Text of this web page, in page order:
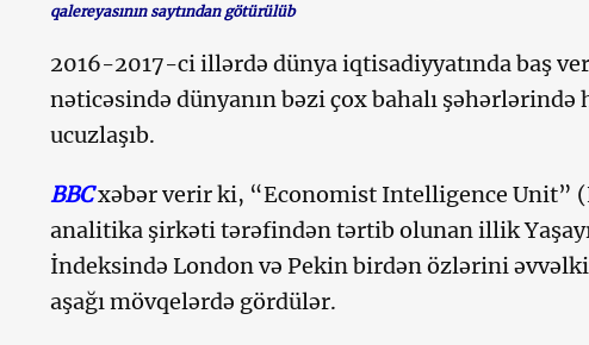
qalereyasının saytından götürülüb
2016-2017-ci illərdə dünya iqtisadiyyatında baş
nəticəsində dünyanın bəzi çox bahalı şəhərlərində
ucuzlaşıb.
BBCxəbər verir ki, “Economist Intelligence Unit”
analitika şirkəti tərəfindən tərtib olunan illik
İndeksində London və Pekin birdən özlərini
aşağı mövqelərdə gördülər.